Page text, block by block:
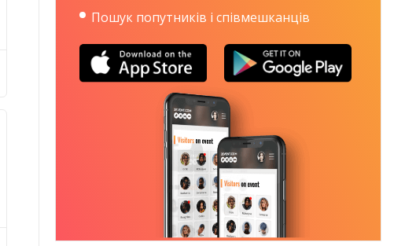
Пошук попутників і співмешканців